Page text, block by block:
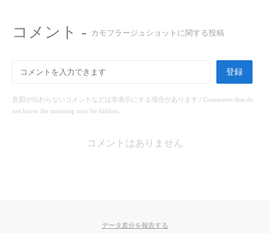
コメント - カモフラージュショットに関する投稿
登録
意図が伝わらないコメントなどは非表示にする場合があります / Comments that do
not know the meaning may be hidden.
コメントはありません
データ差分を報告する